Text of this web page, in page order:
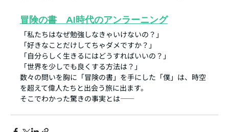
冒険の書　AI時代のアンラーニング
「私たちはなぜ勉強しなきゃいけないの？」
「好きなことだけしてちゃダメですか？」
「自分らしく生きるにはどうすればいいの？」
「世界を少しでも良くする方法は？」
数々の問いを胸に「冒険の書」を手にした「僕」は、時空
を超えて偉人たちと出会う旅に出ます。
そこでわかった驚きの事実とは――